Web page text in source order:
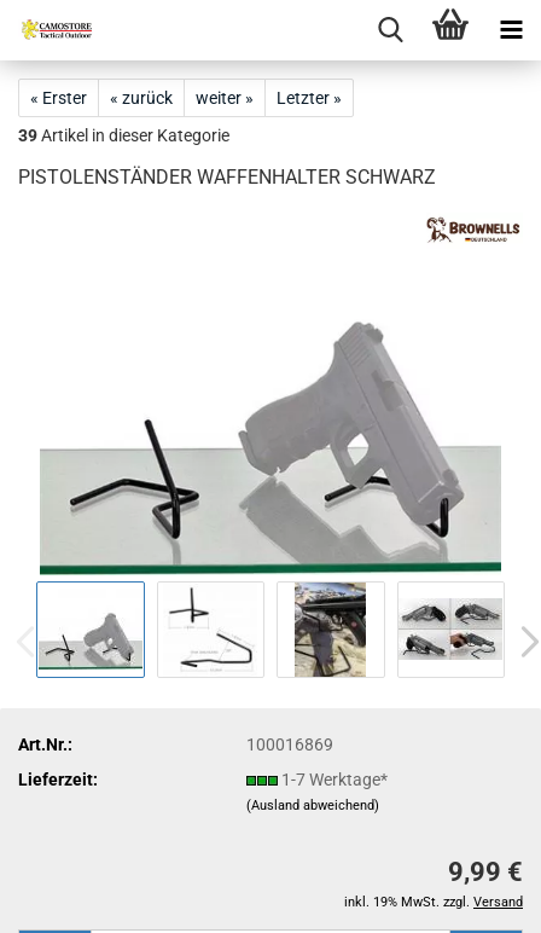
« Erster « zurück weiter »
Letzter »
39Artikel in dieser Kategorie
PISTOLENSTÄNDER WAFFENHALTER SCHWARZ
Art.Nr.:
100016869
Lieferzeit:
1-7 Werktage*
(Ausland abweichend)
9,99 €
inkl. 19% MwSt. zzgl. Versand